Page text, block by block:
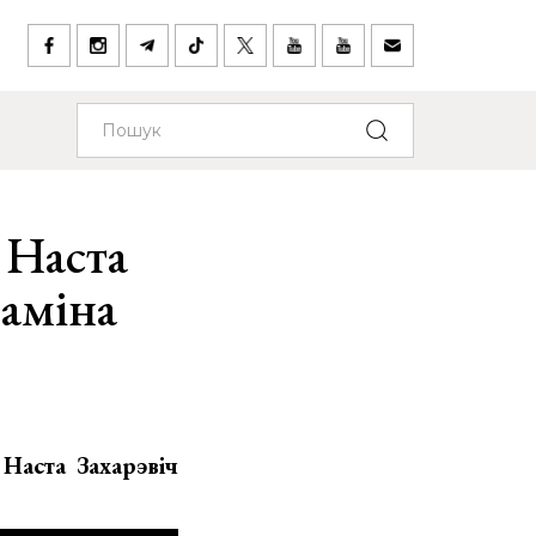
Захарэвіч